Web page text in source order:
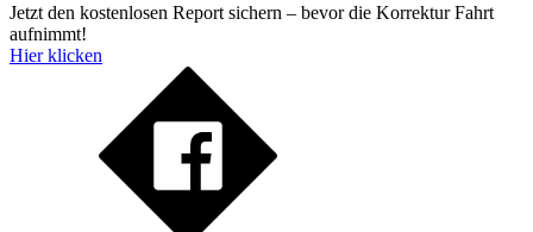
Jetzt den kostenlosen Report sichern – bevor die Korrektur Fahrt
aufnimmt!
Hier klicken